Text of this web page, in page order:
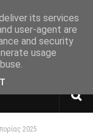
2025
its services
user-agent are
and security
usage